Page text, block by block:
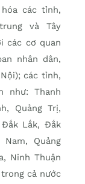
các tỉnh,
và Tây
các cơ quan
nhân dân,
các tỉnh,
như: Thanh
Quảng Trị,
Lắk, Đắk
Quảng
Ninh Thuận
cả nước